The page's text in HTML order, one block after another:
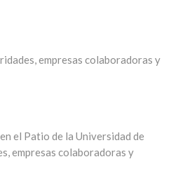
empresas colaboradoras y
el Patio de la Universidad de
empresas colaboradoras y